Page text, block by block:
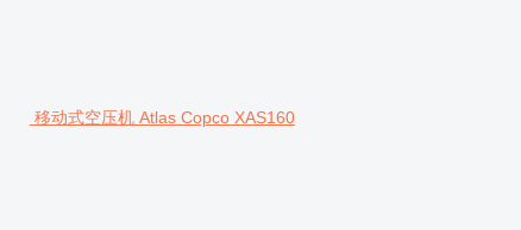
移动式空压机 Atlas Copco XAS160